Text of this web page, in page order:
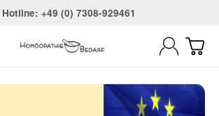
ab 75€
Hotline: +49 (0) 7308-929461